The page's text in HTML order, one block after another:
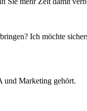
Ich möchte
und Marketing gehört.